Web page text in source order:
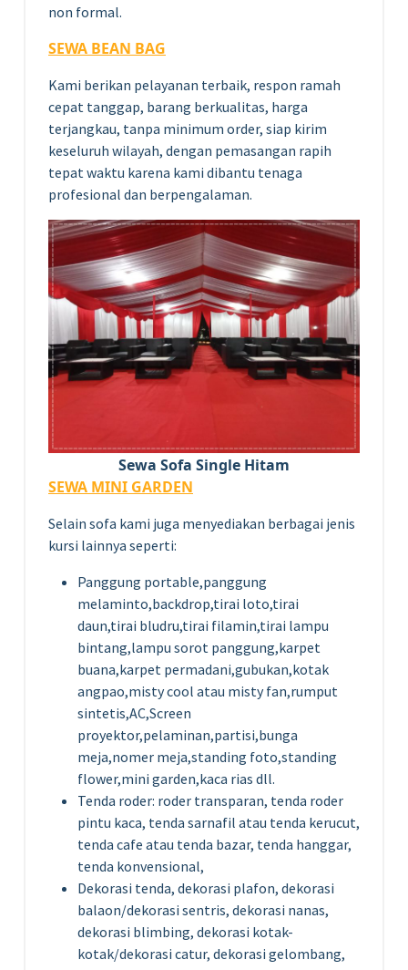
non formal.
SEWA BEAN BAG
Kami berikan pelayanan terbaik, respon ramah
cepat tanggap, barang berkualitas, harga
terjangkau, tanpa minimum order, siap kirim
keseluruh wilayah, dengan pemasangan rapih
tepat waktu karena kami dibantu tenaga
profesional dan berpengalaman.
Sewa Sofa Single Hitam
SEWA MINI GARDEN
Selain sofa kami juga menyediakan berbagai jenis
kursi lainnya seperti:
Panggung portable,panggung
melaminto,backdrop,tirai loto,tirai
daun,tirai bludru,tirai filamin,tirai lampu
bintang,lampu sorot panggung,karpet
buana,karpet permadani,gubukan,kotak
angpao,misty cool atau misty fan,rumput
sintetis,AC,Screen
proyektor,pelaminan,partisi,bunga
meja,nomer meja,standing foto,standing
flower,mini garden,kaca rias dll.
Tenda roder: roder transparan, tenda roder
pintu kaca, tenda sarnafil atau tenda kerucut,
tenda cafe atau tenda bazar, tenda hanggar,
tenda konvensional,
Dekorasi tenda, dekorasi plafon, dekorasi
balaon/dekorasi sentris, dekorasi nanas,
dekorasi blimbing, dekorasi kotak-
kotak/dekorasi catur, dekorasi gelombang,